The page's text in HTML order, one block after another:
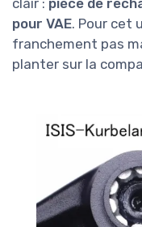
pour VAE. Pour cet
franchement pas
planter sur la